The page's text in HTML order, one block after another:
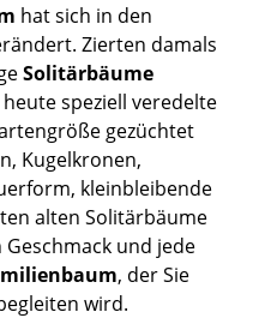
hat sich in den
Zierten damals
Solitärbäume
speziell veredelte
gezüchtet
Kugelkronen,
kleinbleibende
alten Solitärbäume
und jede
, der Sie
wird.